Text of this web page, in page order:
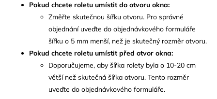
Pokud chcete roletu umístit do otvoru okna:
Změřte skutečnou šířku otvoru. Pro správné
objednání uveďte do objednávkového formuláře
šířku o 5 mm menší, než je skutečný rozměr otvoru.
Pokud chcete roletu umístit před otvor okna:
Doporučujeme, aby šířka rolety byla o 10-20 cm
větší než skutečná šířka otvoru. Tento rozměr
uveďte do objednávkového formuláře.